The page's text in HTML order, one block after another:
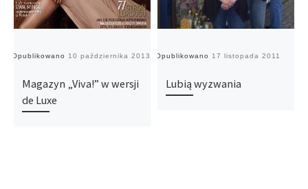
Opublikowano 10 października 2013
Magazyn „Viva!” w wersji
de Luxe
Opublikowano 17 listopada 2011
Lubią wyzwania